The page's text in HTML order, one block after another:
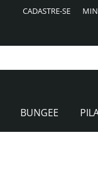
CADASTRE-SE
BUNGEE